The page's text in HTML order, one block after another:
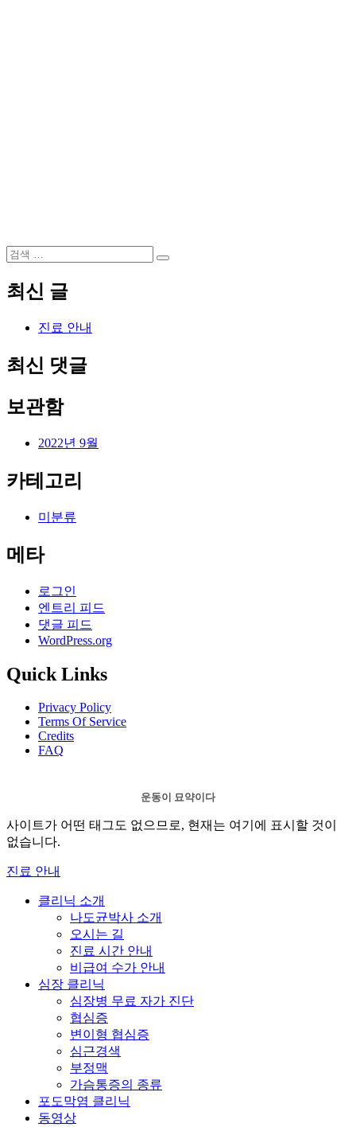
검
검
최신 글
진료 안내
최신 댓글
보관함
2022년 9월
카테고리
미분류
메타
로그인
엔트리 피드
댓글 피드
WordPress.org
Quick Links
Privacy Policy
Terms Of Service
Credits
FAQ
운동이 묘약이다
사이트가 어떤 태그도 없으므로, 현재는 여기에 표시할 것이
없습니다.
진료 안내
클리닉 소개
나도균박사 소개
오시는 길
진료 시간 안내
비급여 수가 안내
심장 클리닉
심장병 무료 자가 진단
협심증
변이형 협심증
심근경색
부정맥
가슴통증의 종류
포도막염 클리닉
동영상